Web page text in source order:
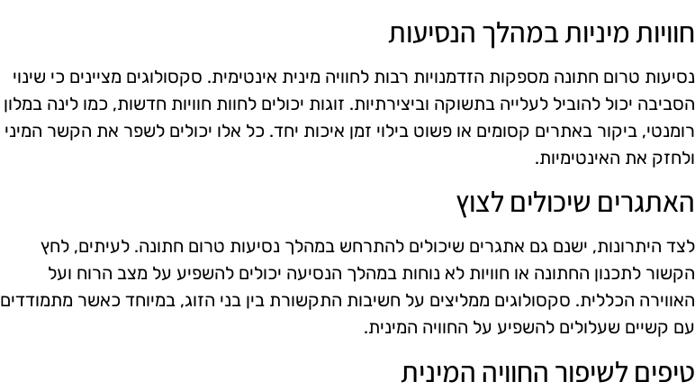
חוויות מיניות במהלך הנסיעות
נסיעות טרום חתונה מספקות הזדמנויות רבות לחוויה מינית אינטימית. סקסולוגים מציינים כי שינוי
הסביבה יכול להוביל לעלייה בתשוקה וביצירתיות. זוגות יכולים לחוות חוויות חדשות, כמו לינה במלון
רומנטי, ביקור באתרים קסומים או פשוט בילוי זמן איכות יחד. כל אלו יכולים לשפר את הקשר המיני
ולחזק את האינטימיות.
האתגרים שיכולים לצוץ
לצד היתרונות, ישנם גם אתגרים שיכולים להתרחש במהלך נסיעות טרום חתונה. לעיתים, לחץ
הקשור לתכנון החתונה או חוויות לא נוחות במהלך הנסיעה יכולים להשפיע על מצב הרוח ועל
האווירה הכללית. סקסולוגים ממליצים על חשיבות התקשורת בין בני הזוג, במיוחד כאשר מתמודדים
עם קשיים שעלולים להשפיע על החוויה המינית.
טיפים לשיפור החוויה המינית